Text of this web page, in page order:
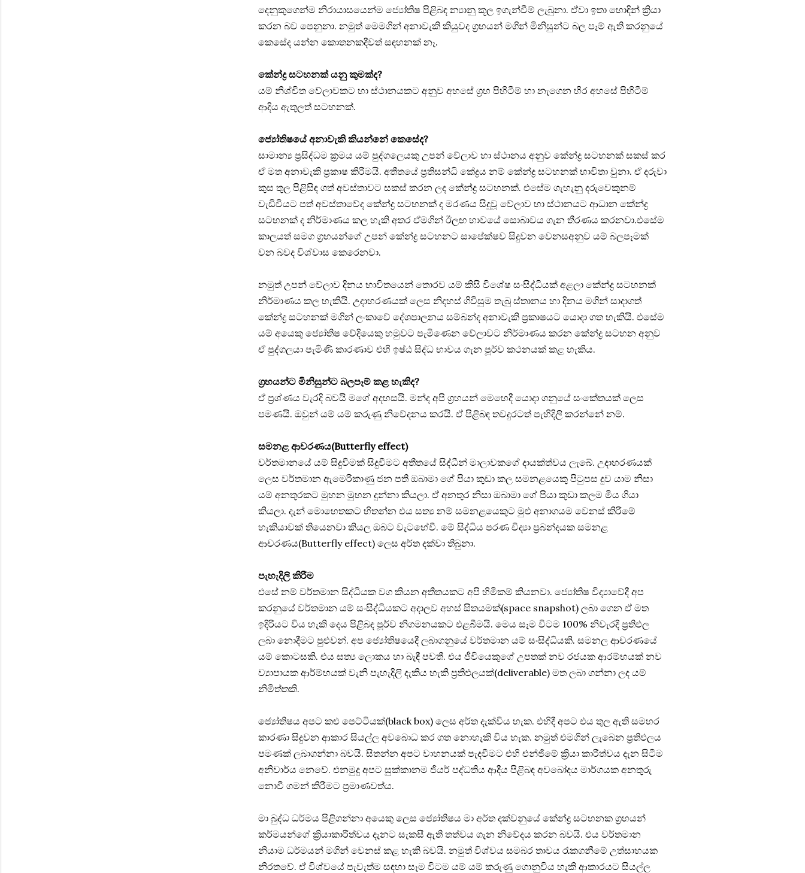
දෙනුකුගෙන්ම නිරා‍යාසයෙන්ම ජ්‍යෝතිෂ පිළිබඳ න්‍යානු කූල ඉගැන්වීම් ලැබුනා. ඒවා ඉතා හොඳින් ක්‍රියා
කරන බව පෙනුනා. නමුත් මෙමගින් අනාවැකි කියුවද ග්‍රහයන් මගින් මිනිසුන්ට බල පෑම් ඇති කරනුයේ
කෙසේද යන්න කොතනකදීවත් සඳහනක් නෑ.
කේන්ද්‍ර සටහනක් යනු කුමක්ද?
යම් නිශ්චිත වේලාවකට හා ස්ථානයකට අනුව අහසේ ග්‍රහ පිහිටීම් හා නැගෙන හිර අහසේ පිහිටීම්
ආදිය ඇතුලත් සටහනක්.
ජ්‍යෝතිෂයේ අනාවැකි කියන්නේ කෙසේද?
සාමාන්‍ය ප්‍රසිද්ධම ක්‍රමය යම් පුද්ගලෙයකු උපන් වේලාව හා ස්ථානය අනුව කේන්ද්‍ර සටහනක් සකස් කර
ඒ මත අනාවැකි ප්‍රකාෂ කිරීමයි. අතීතයේ ප්‍රතිසන්ධි කේද්‍රය නම් කේන්ද්‍ර සටහනක් භාවිතා වුනා. ඒ දරුවා
කුස තුල පිළිසිඳ ගත් අවස්තාවට සකස් කරන ලද කේන්ද්‍ර සටහනක්. එසේම ගැහැනු දරුවෙකුනම්
වැඩිවියට පත් අවස්තාවේද කේන්ද්‍ර සටහනක් ද මරණය සිදුවූ වේලාව හා ස්ථානයට ආධාන කේන්ද්‍ර
සටහනක් ද නිර්මාණය කල හැකි අතර ඒමගින් ඊලඟ භාවයේ සොබාවය ගැන තීරණය කරනවා.එසේම
කාලයත් සමග ග්‍රහයන්ගේ උපන් කේන්ද්‍ර සටහනට සාපේක්ෂව සිදුවන වෙනසඅනුව යම් බලපෑමක්
වන බවද විශ්වාස කෙරෙනවා.
නමුත් උපන්‍ වේලාව දිනය භාවිතයෙන් තොරව යම් කිසි විශේෂ සංසිද්ධියක් අළලා කේන්ද්‍ර සටහනක්
නිර්මාණය කල හැකියි. උදාහරණයක් ලෙස නිදහස් ගිවිසුම තැබු ස්තානය හා දිනය මගින් සාදාගත්
කේන්ද්‍ර සටහනක් මගින් ලංකාවේ දේශපාලනය සම්බන්ද අනාවැකි ප්‍රකාෂයට යොදා ගත හැකියි. එසේම
යම් අයෙකු ජ්‍යෝතිෂ වේදියෙකු හමුවට පැමිණෙන වේලාවට නිර්මාණය කරන කේන්ද්‍ර සටහන අනුව
ඒ පුද්ගලයා පැමිණි කාරණාව එහි ඉෂ්ඨ සිද්ධ භාවය ගැන පූර්ව කථනයක් කළ හැකිය.
ග්‍රහයන්ට මිනිසුන්ට බලපෑම් කළ හැකිද?
ඒ ප්‍රශ්ණය වැරදි බවයි මගේ අදහසයි. මන්ද අපි ග්‍රහයන් මෙහෙදී යොදා ගනුයේ සංකේතයක් ලෙස
පමණයි. ඔවුන් යම් යම් කරුණු නිවේදනය කරයි. ඒ පිළිබඳ තවදුරටත් පැහිදිලි කරන්නේ නම්.
සමනළ ආචරණය(Butterfly effect)
වර්තමානයේ යම් සිදුවීමක් සිදුවීමට අතීතයේ සිද්ධීන් මාලාවකගේ දායක්ත්වය ලැබේ. උදාහරණයක්
ලෙස වර්තමාන ඇමෙරිකාණු ජන පති ඔබාමා ගේ පියා කුඩා කල සමනළයෙකු පිටුපස දුව යාම නිසා
යම් අනතුරකට මුහන මුහන දුන්නා කියලා. ඒ අනතුර නිසා ඔබාමා ගේ පියා කුඩා කලම මිය ගියා
කියලා. දැන් මොහෙතකට හිතන්න එය සත්‍ය නම් සමන‍ළයෙකුට මුළු අනාගයම වෙනස් කිරීමේ
හැකියාවක් තියෙනවා කියල ඔබට වැටහේවී. මේ සිද්ධිය පරණ චිද්‍යා ප්‍රබන්දයක සමනළ
ආචරණය(Butterfly effect) ලෙස අර්ත දක්වා තිබුනා.
පැහැදිලි කිරීම
එසේ නම් වර්තමාන සිද්ධියක වග කියන අතීතයකට අපි හිමිකම් කියනවා. ‍ජ්‍යෝතිෂ විද්‍යාවේදී අප
කරනුයේ වර්තමාන යම් සංසිද්ධියකට අදාලව අහස් සිතයමක්(space snapshot) ලබා ගෙන ඒ මත
ඉදිරියට විය හැකි දෙය පිළිබඳ පූර්ව නිගමනයකට එළබීමයි. මෙය සෑම විටම 100% නිවැරදි ප්‍රතිඵල
ලබා නොදීමට පුළුවන්. ‍අප ජ්‍යෝතිෂයෙදී ලබාගනුයේ වර්තමාන යම් සංසිද්ධියකි. සමනල ආචරණයේ
යම් කොටසකි. එය සත්‍ය ලොකය හා බැඳී පවතී. එය ‍ජීවියෙකුගේ උපතක් නව ර‍ජයක ආරම්භයක් නව
ව්‍යාපායක ආර්ම්භයක් වැනි පැහැදිලි දැකිය හැකි ප්‍රතිඵලයක්(deliverable) මත ලබා ගන්නා ලද යම්
නිමිත්තකි.
ජ්‍යෝතිෂය අපට කළු පෙට්ටියක්(black box) ලෙස අර්ත දැක්විය හැක. එහිදී අපට එය තුල ඇති සමහර
කාරණා සිදුවන ආකාර සියල්ල අවබොධ කර ගත නොහැකි විය හැක. නමුත් එමගින් ලැබෙන ප්‍රතිඵලය
පමණක් ලබාගන්නා බවයි. සිතන්න අපට වාහනයක් පැදවීමට එහි එන්‍‍ජිමේ ක්‍රියා කාරීත්වය දැන සිටීම
අනිවාර්ය නෙවේ. එනමුදු අපට සුක්කානම ‍ජියර් පද්ධතිය ආදීය පිළිබඳ අවබෝදය මාර්ගයක අනතුරු
නොවී ගමන් කිරීමට ප්‍රමාණවත්ය.
මා බුද්ධ ධර්මය පිළිගන්නා අයෙකු ලෙස ජ්‍යෝතිෂය මා අර්ත දක්වනුයේ කේන්ද්‍ර සටහනක ග්‍රහයන්
කර්මයන්ගේ ක්‍රියාකාරීත්වය දැනට සැකසී ඇති තත්වය ගැන නිවේදය කරන බවයි. එය වර්තමාන
නියාම ධර්මයන් මගින් වෙනස් කළ හැකි බවයි. නමුත් විශ්වය සමබර තාවය රැකගනීමේ උත්සාහයක
නිරතවේ. ඒ විශ්වයේ පැවැත්ම සඳහා සෑම විටම යම් යම් කරුණු ගොනුවිය හැකි ආකාරයට සියල්ල